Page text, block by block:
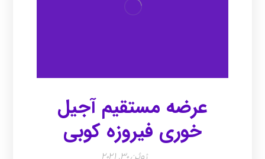
عرضه مستقیم آجیل
خوری فیروزه کوبی